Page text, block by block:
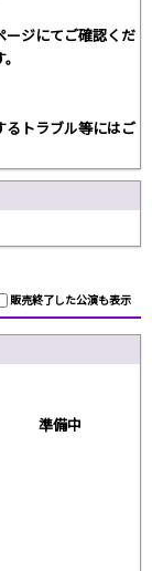
ジにてご確認くだ
トラブル等にはご
販売終了した公演も表示
準備中